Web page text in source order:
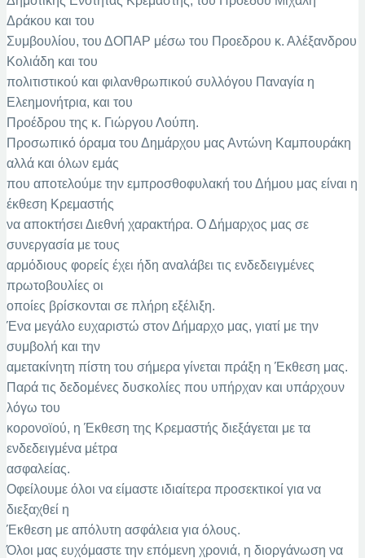
Δράκου και του
Συμβουλίου, του ΔΟΠΑΡ μέσω του Προεδρου κ. Αλέξανδρου
Κολιάδη και του
πολιτιστικού και φιλανθρωπικού συλλόγου Παναγία η
Ελεημονήτρια, και του
Προέδρου της κ. Γιώργου Λούπη.
Προσωπικό όραμα του Δημάρχου μας Αντώνη Καμπουράκη
αλλά και όλων εμάς
που αποτελούμε την εμπροσθοφυλακή του Δήμου μας είναι η
έκθεση Κρεμαστής
να αποκτήσει Διεθνή χαρακτήρα. Ο Δήμαρχος μας σε
συνεργασία με τους
αρμόδιους φορείς έχει ήδη αναλάβει τις ενδεδειγμένες
πρωτοβουλίες οι
οποίες βρίσκονται σε πλήρη εξέλιξη.
Ένα μεγάλο ευχαριστώ στον Δήμαρχο μας, γιατί με την
συμβολή και την
αμετακίνητη πίστη του σήμερα γίνεται πράξη η Έκθεση μας.
Παρά τις δεδομένες δυσκολίες που υπήρχαν και υπάρχουν
λόγω του
κορονοϊού, η Έκθεση της Κρεμαστής διεξάγεται με τα
ενδεδειγμένα μέτρα
ασφαλείας.
Οφείλουμε όλοι να είμαστε ιδιαίτερα προσεκτικοί για να
διεξαχθεί η
Έκθεση με απόλυτη ασφάλεια για όλους.
Όλοι μας ευχόμαστε την επόμενη χρονιά, η διοργάνωση να